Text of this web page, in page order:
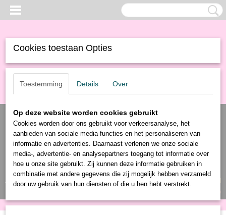
Inloggen Registreren
UW WINKELWAGEN
(0)
Cookies toestaan Opties
Toestemming Details Over
Op deze website worden cookies gebruikt
Cookies worden door ons gebruikt voor verkeersanalyse, het
aanbieden van sociale media-functies en het personaliseren van
informatie en advertenties. Daarnaast verlenen we onze sociale
media-, advertentie- en analysepartners toegang tot informatie over
hoe u onze site gebruikt. Zij kunnen deze informatie gebruiken in
combinatie met andere gegevens die zij mogelijk hebben verzameld
door uw gebruik van hun diensten of die u hen hebt verstrekt.